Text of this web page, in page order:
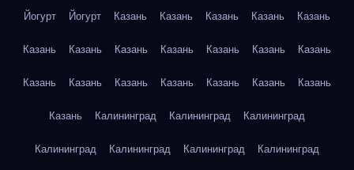
Йогурт Йогурт Казань Казань Казань Казань Казань
Казань Казань Казань Казань Казань Казань Казань
Казань Казань Казань Казань Казань Казань Казань
Казань Калининград Калининград Калининград
Калининград Калининград Калининград Калининград